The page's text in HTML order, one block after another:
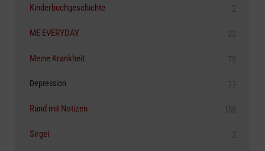
Kinderbuchgeschichte 2
ME EVERYDAY 22
Meine Krankheit 79
Depression 77
Rand mit Notizen 158
Sirgei 2